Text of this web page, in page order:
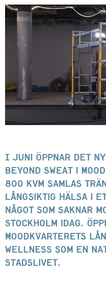
I juni öppnar det
Beyond Sweat i
800 kvm samlas
långsiktig hälsa i
något som saknar
Stockholm idag.
Moodkvarterets
wellness som en
stadslivet.